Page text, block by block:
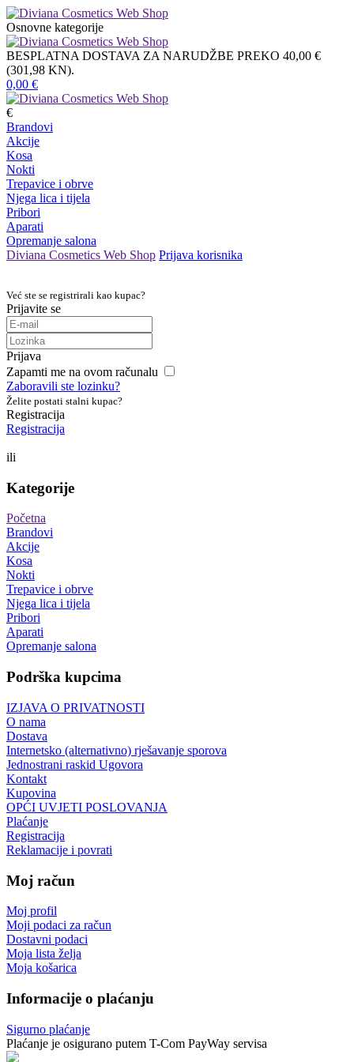
Osnovne kategorije
BESPLATNA DOSTAVA ZA NARUDŽBE PREKO 40,00 €
(301,98 KN).
0,00 €
€
Brandovi
Akcije
Kosa
Nokti
Trepavice i obrve
Njega lica i tijela
Pribori
Aparati
Opremanje salona
Diviana Cosmetics Web Shop Prijava korisnika
Već ste se registrirali kao kupac?
Prijavite se
Prijava
Zapamti me na ovom računalu
Zaboravili ste lozinku?
Želite postati stalni kupac?
Registracija
Registracija
ili
Kategorije
Početna
Brandovi
Akcije
Kosa
Nokti
Trepavice i obrve
Njega lica i tijela
Pribori
Aparati
Opremanje salona
Podrška kupcima
IZJAVA O PRIVATNOSTI
O nama
Dostava
Internetsko (alternativno) rješavanje sporova
Jednostrani raskid Ugovora
Kontakt
Kupovina
OPĆI UVJETI POSLOVANJA
Plaćanje
Registracija
Reklamacije i povrati
Moj račun
Moj profil
Moji podaci za račun
Dostavni podaci
Moja lista želja
Moja košarica
Informacije o plaćanju
Sigurno plaćanje
Plaćanje je osigurano putem T-Com PayWay servisa